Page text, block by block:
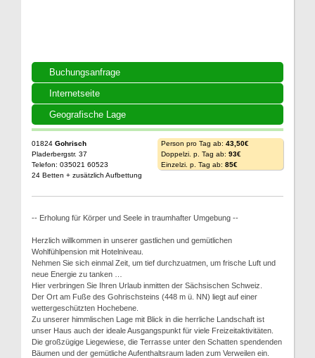
Buchungsanfrage
Internetseite
Geografische Lage
01824 Gohrisch
Pladerbergstr. 37
Telefon: 035021 60523
24 Betten + zusätzlich Aufbettung
Person pro Tag ab: 43,50€
Doppelzi. p. Tag ab: 93€
Einzelzi. p. Tag ab: 85€
-- Erholung für Körper und Seele in traumhafter Umgebung --
Herzlich willkommen in unserer gastlichen und gemütlichen
Wohlfühlpension mit Hotelniveau.
Nehmen Sie sich einmal Zeit, um tief durchzuatmen, um frische Luft und
neue Energie zu tanken …
Hier verbringen Sie Ihren Urlaub inmitten der Sächsischen Schweiz.
Der Ort am Fuße des Gohrischsteins (448 m ü. NN) liegt auf einer
wettergeschützten Hochebene.
Zu unserer himmlischen Lage mit Blick in die herrliche Landschaft ist
unser Haus auch der ideale Ausgangspunkt für viele Freizeitaktivitäten.
Die großzügige Liegewiese, die Terrasse unter den Schatten spendenden
Bäumen und der gemütliche Aufenthaltsraum laden zum Verweilen ein.